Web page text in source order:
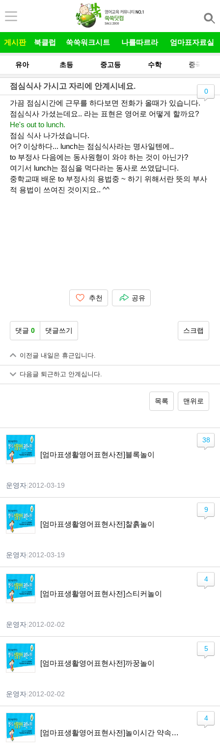
게시판 북클럽 쑥쑥워크시트 나를따르라 엄마표자료실
유아 초등 중고등 수학 중국어
점심식사 가시고 자리에 안계시네요.
0
가끔 점심시간에 근무를 하다보면 전화가 올때가 있습니다.
점심식사 가셨는데요.. 라는 표현은 영어로 어떻게 할까요?
He's out to lunch.
점심 식사 나가셨습니다.
어? 이상하다... lunch는 점심식사라는 명사일텐에..
to 부정사 다음에는 동사원형이 와야 하는 것이 아닌가?
여기서 lunch는 점심을 먹다라는 동사로 쓰였답니다.
중학교때 배운 to 부정사의 용법중 ~ 하기 위해서란 뜻의 부사
적 용법이 쓰여진 것이지요.. ^^
추천 공유
댓글 0 댓글쓰기 스크랩
이전글 내일은 휴근입니다.
다음글 퇴근하고 안계십니다.
목록 맨위로
[엄마표생활영어표현사전]블록놀이
운영자 2012-03-19
38
[엄마표생활영어표현사전]찰흙놀이
운영자 2012-03-19
9
[엄마표생활영어표현사전]스티커놀이
운영자 2012-02-02
4
[엄마표생활영어표현사전]까꿍놀이
운영자 2012-02-02
5
[엄마표생활영어표현사전]놀이시간 약속하기
4